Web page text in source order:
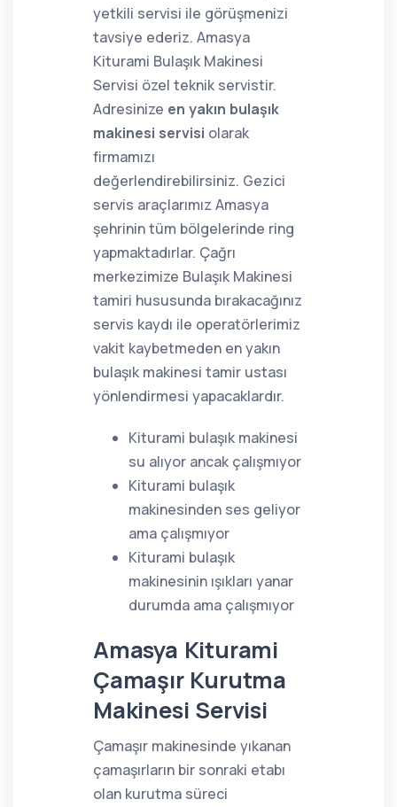
yetkili servisi ile görüşmenizi
tavsiye ederiz. Amasya
Kiturami Bulaşık Makinesi
Servisi özel teknik servistir.
Adresinize en yakın bulaşık
makinesi servisi olarak
firmamızı
değerlendirebilirsiniz. Gezici
servis araçlarımız Amasya
şehrinin tüm bölgelerinde ring
yapmaktadırlar. Çağrı
merkezimize Bulaşık Makinesi
tamiri hususunda bırakacağınız
servis kaydı ile operatörlerimiz
vakit kaybetmeden en yakın
bulaşık makinesi tamir ustası
yönlendirmesi yapacaklardır.
Kiturami bulaşık makinesi
su alıyor ancak çalışmıyor
Kiturami bulaşık
makinesinden ses geliyor
ama çalışmıyor
Kiturami bulaşık
makinesinin ışıkları yanar
durumda ama çalışmıyor
Amasya Kiturami
Çamaşır Kurutma
Makinesi Servisi
Çamaşır makinesinde yıkanan
çamaşırların bir sonraki etabı
olan kurutma süreci